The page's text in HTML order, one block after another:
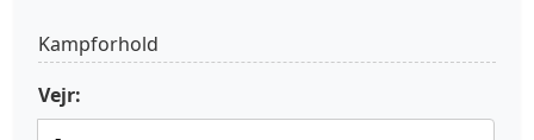
Kampforhold
Vejr: